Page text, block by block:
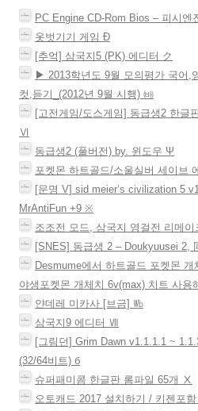
게
이
션
PC Engine CD-Rom Bios – 피시엔
옷벗기기 게임 Ð
[추억] 삼국지5 (PK) 에디터 ク
▶ 2013학년도 9월 모의평가 국어,
컷,듣기_(2012년 9월 시행) ㈓
[고전게임/도스게임] 동급생2 한글
Ⅵ
동급생2 (풀버전) by. 윈도우 Ψ
포켓몬 하트골드/소울실버 세이브
[문명 V] sid meier’s civilization 5
MrAntiFun +9 ※
조조전 모드, 삼국지 영걸전 리메이
[SNES] 동급생 2 – Doukyuusei 2,
Desmume에서 하트골드 포켓몬
야생포켓몬 개체치 6v(max) 치트 사용
얀데레 미카사 [브금] ㏝
삼국지9 에디터 Ⅶ
[그림던] Grim Dawn v1.1.1.1 ~
(32/64비트) б
슈퍼패미콤 한글판 롬파일 65개 Ⅹ
오토캐드 2017 설치하기 / 키젠포함